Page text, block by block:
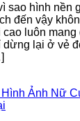
sao hình nền
đến vậy
luôn
lại ở vẻ